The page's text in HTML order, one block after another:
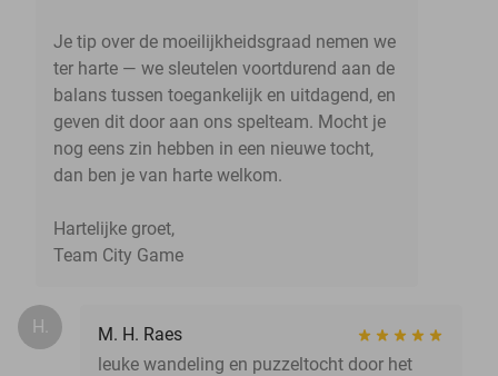
Je tip over de moeilijkheidsgraad nemen we
ter harte — we sleutelen voortdurend aan de
balans tussen toegankelijk en uitdagend, en
geven dit door aan ons spelteam. Mocht je
nog eens zin hebben in een nieuwe tocht,
dan ben je van harte welkom.
Hartelijke groet,
Team City Game
H.
M. H. Raes
leuke wandeling en puzzeltocht door het